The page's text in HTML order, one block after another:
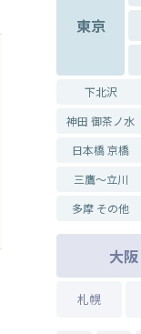
東京
下北沢
神田 御茶ノ水
日本橋 京橋
三鷹～立川
多摩 その他
大阪
札幌